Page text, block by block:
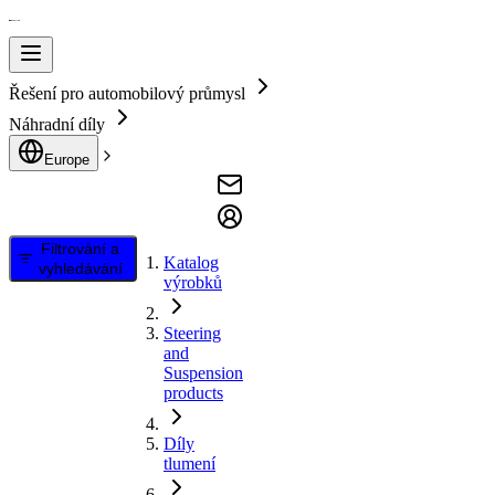
Řešení pro automobilový průmysl
Náhradní díly
Europe
Filtrování a
vyhledávání
Katalog
výrobků
Steering
and
Suspension
products
Díly
tlumení